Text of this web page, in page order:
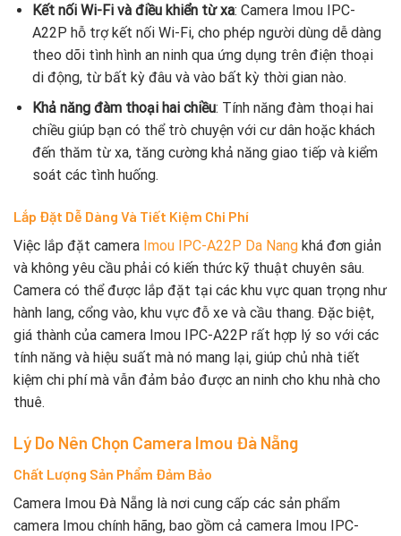
Kết nối Wi-Fi và điều khiển từ xa: Camera Imou IPC-
A22P hỗ trợ kết nối Wi-Fi, cho phép người dùng dễ dàng
theo dõi tình hình an ninh qua ứng dụng trên điện thoại
di động, từ bất kỳ đâu và vào bất kỳ thời gian nào.
Khả năng đàm thoại hai chiều: Tính năng đàm thoại hai
chiều giúp bạn có thể trò chuyện với cư dân hoặc khách
đến thăm từ xa, tăng cường khả năng giao tiếp và kiểm
soát các tình huống.
Lắp Đặt Dễ Dàng Và Tiết Kiệm Chi Phí
Việc lắp đặt camera Imou IPC-A22P Da Nang khá đơn giản
và không yêu cầu phải có kiến thức kỹ thuật chuyên sâu.
Camera có thể được lắp đặt tại các khu vực quan trọng như
hành lang, cổng vào, khu vực đỗ xe và cầu thang. Đặc biệt,
giá thành của camera Imou IPC-A22P rất hợp lý so với các
tính năng và hiệu suất mà nó mang lại, giúp chủ nhà tiết
kiệm chi phí mà vẫn đảm bảo được an ninh cho khu nhà cho
thuê.
Lý Do Nên Chọn Camera Imou Đà Nẵng
Chất Lượng Sản Phẩm Đảm Bảo
Camera Imou Đà Nẵng là nơi cung cấp các sản phẩm
camera Imou chính hãng, bao gồm cả camera Imou IPC-